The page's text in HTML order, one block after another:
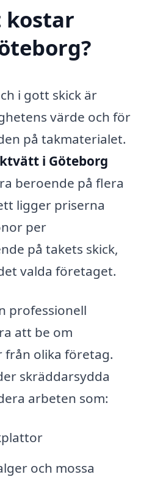
kostar
i gott skick är
värde och för
på takmaterialet.
i Göteborg
beroende på flera
ligger priserna
per
på takets skick,
valda företaget.
professionell
att be om
olika företag.
skräddarsydda
arbeten som:
och mossa